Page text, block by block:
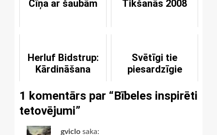
Cīņa ar šaubām Tikšanās 2008
Herluf Bidstrup:
Kārdināšana
Svētīgi tie
piesardzīgie
1 komentārs par “Bībeles inspirēti
tetovējumi”
gviclo saka: